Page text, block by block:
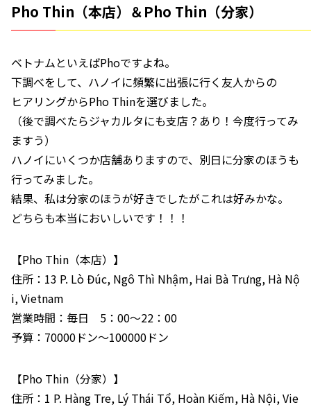
Pho Thin（本店）＆Pho Thin（分家）
ベトナムといえばPhoですよね。
下調べをして、ハノイに頻繁に出張に行く友人からの
ヒアリングからPho Thinを選びました。
（後で調べたらジャカルタにも支店？あり！今度行ってみ
ますう）
ハノイにいくつか店舗ありますので、別日に分家のほうも
行ってみました。
結果、私は分家のほうが好きでしたがこれは好みかな。
どちらも本当においしいです！！！
【Pho Thin（本店）】
住所：13 P. Lò Đúc, Ngô Thì Nhậm, Hai Bà Trưng, Hà Nộ
i, Vietnam
営業時間：毎日 5：00～22：00
予算：70000ドン～100000ドン
【Pho Thin（分家）】
住所：1 P. Hàng Tre, Lý Thái Tổ, Hoàn Kiếm, Hà Nội, Vie